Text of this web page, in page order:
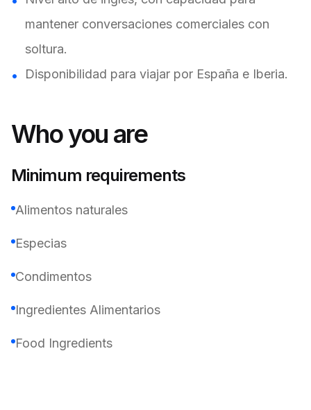
mantener conversaciones comerciales con
soltura.
Disponibilidad para viajar por España e Iberia.
Who you are
Minimum requirements
Alimentos naturales
Especias
Condimentos
Ingredientes Alimentarios
Food Ingredients